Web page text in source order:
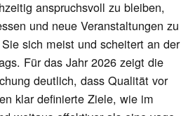
anspruchsvoll zu bleiben,
und neue Veranstaltungen zu
sich meist und scheitert an der
Für das Jahr 2026 zeigt die
deutlich, dass Qualität vor
klar definierte Ziele, wie im